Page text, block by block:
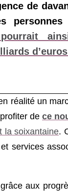
de
personnes
réalité un
de ce
la soixantaine.
services
aux